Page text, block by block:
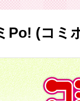
Po! (コミ